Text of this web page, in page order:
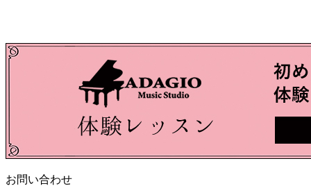
お問い合わせ